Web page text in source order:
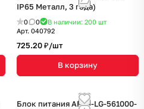
IP65 Металл, 3 года)
0 0 В наличии: 200 шт
Арт. 040792
725.20 ₽/шт
В корзину
Блок питания ARPJ-LG-561000-